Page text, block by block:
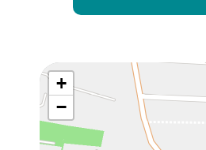
+
−